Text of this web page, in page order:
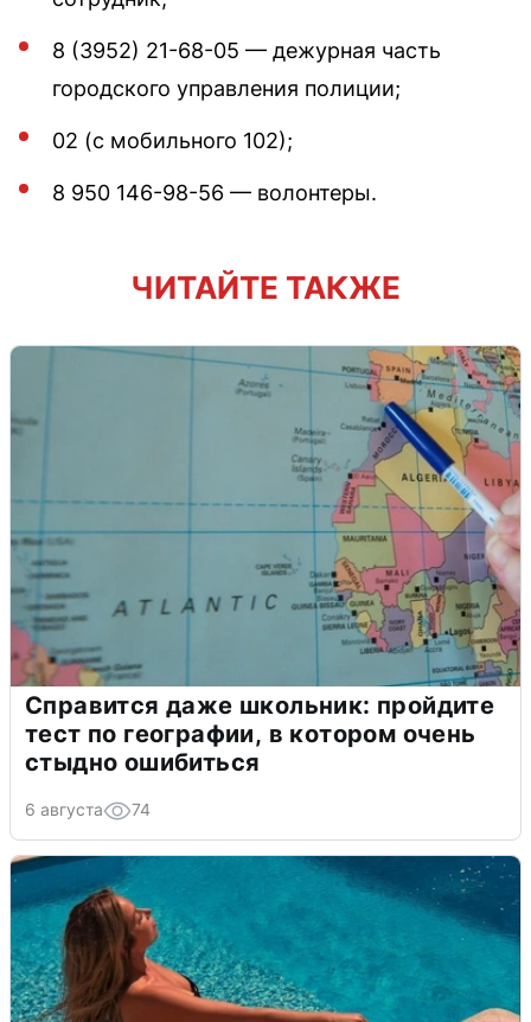
8 (3952) 21-68-05 — дежурная часть
городского управления полиции;
02 (с мобильного 102);
8 950 146-98-56 — волонтеры.
ЧИТАЙТЕ ТАКЖЕ
Справится даже школьник: пройдите
тест по географии, в котором очень
стыдно ошибиться
6 августа 74